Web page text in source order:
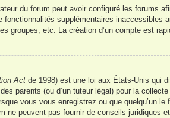
du forum peut avoir configuré les forums
fonctionnalités supplémentaires
groupes, etc. La création d’un compte est
Actde 1998) est une loi aux États-Unis qui
parents (ou d’un tuteur légal) pour la
vous vous enregistrez ou que quelqu’un
ne peuvent pas fournir de conseils juridiques